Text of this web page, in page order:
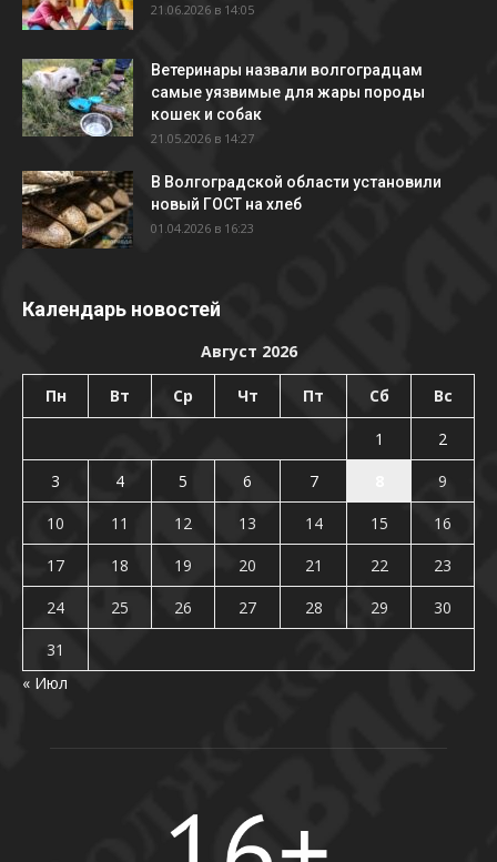
21.06.2026 в 14:05
Ветеринары назвали волгоградцам
самые уязвимые для жары породы
кошек и собак
21.05.2026 в 14:27
В Волгоградской области установили
новый ГОСТ на хлеб
01.04.2026 в 16:23
Календарь новостей
Август 2026
Пн Вт Ср Чт Пт Сб Вс
1
2
3
4 5 6 7
9
10
11 12 13 14 15
16
17
18 19 20 21 22
23
24
25 26 27 28 29
30
31
« Июл